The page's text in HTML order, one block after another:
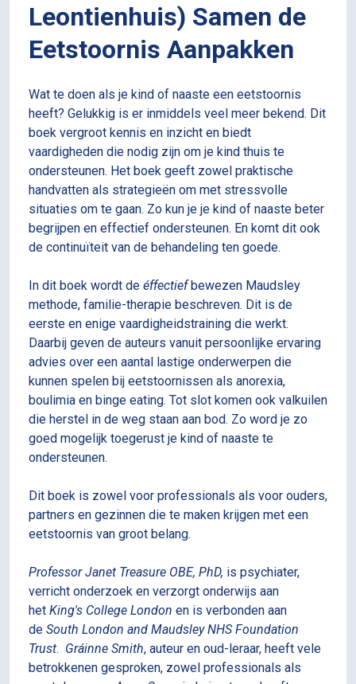
Leontienhuis) Samen de
Eetstoornis Aanpakken
Wat te doen als je kind of naaste een eetstoornis
heeft? Gelukkig is er inmiddels veel meer bekend. Dit
boek vergroot kennis en inzicht en biedt
vaardigheden die nodig zijn om je kind thuis te
ondersteunen. Het boek geeft zowel praktische
handvatten als strategieën om met stressvolle
situaties om te gaan. Zo kun je je kind of naaste beter
begrijpen en effectief ondersteunen. En komt dit ook
de continuïteit van de behandeling ten goede.
In dit boek wordt de éffectiefbewezen Maudsley
methode, familie-therapie beschreven. Dit is de
eerste en enige vaardigheidstraining die werkt.
Daarbij geven de auteurs vanuit persoonlijke ervaring
advies over een aantal lastige onderwerpen die
kunnen spelen bij eetstoornissen als anorexia,
boulimia en binge eating. Tot slot komen ook valkuilen
die herstel in de weg staan aan bod. Zo word je zo
goed mogelijk toegerust je kind of naaste te
ondersteunen.
Dit boek is zowel voor professionals als voor ouders,
partners en gezinnen die te maken krijgen met een
eetstoornis van groot belang.
Professor Janet Treasure OBE, PhD, is psychiater,
verricht onderzoek en verzorgt onderwijs aan
het King's College London en is verbonden aan
de South London and Maudsley NHS Foundation
Trust. Gráinne Smith, auteur en oud-leraar, heeft vele
betrokkenen gesproken, zowel professionals als